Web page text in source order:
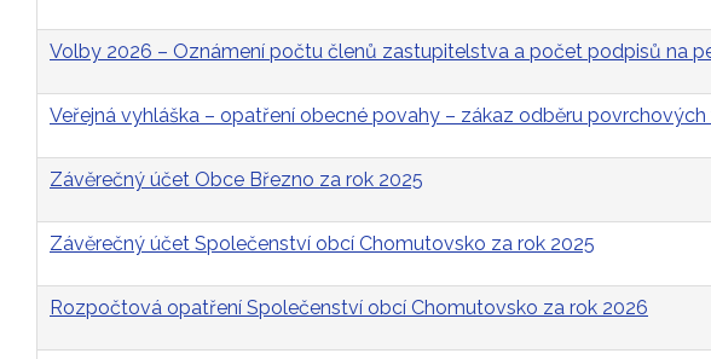
Volby 2026 – Oznámení počtu členů zastupitelstva a počet podpisů na
Veřejná vyhláška – opatření obecné povahy – zákaz odběru
Závěrečný účet Obce Březno za rok 2025
Závěrečný účet Společenství obcí Chomutovsko za rok 2025
Rozpočtová opatření Společenství obcí Chomutovsko za rok 2026